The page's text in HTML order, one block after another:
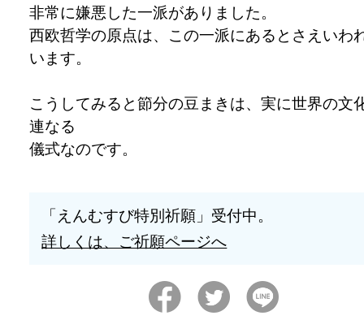
非常に嫌悪した一派がありました。
西欧哲学の原点は、この一派にあるとさえいわ
います。
こうしてみると節分の豆まきは、実に世界の文
連なる
儀式なのです。
「えんむすび特別祈願」受付中。
詳しくは、ご祈願ページへ